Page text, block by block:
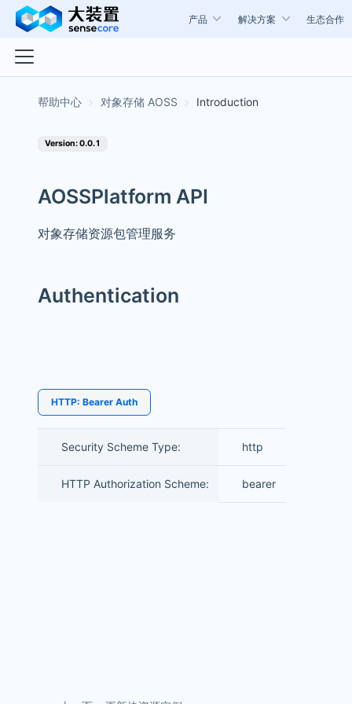
产品 解决方案 生态合作
对象存储 AOSS Introduction
Version: 0.0.1
AOSSPlatform API
对象存储资源包管理服务
Authentication
HTTP: Bearer Auth
Security Scheme Type: http
HTTP Authorization Scheme: bearer